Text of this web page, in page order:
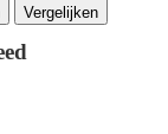
Vergelijken